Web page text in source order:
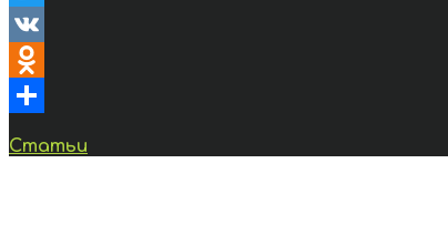
Twitter
VK
Odnoklassniki
Статьи